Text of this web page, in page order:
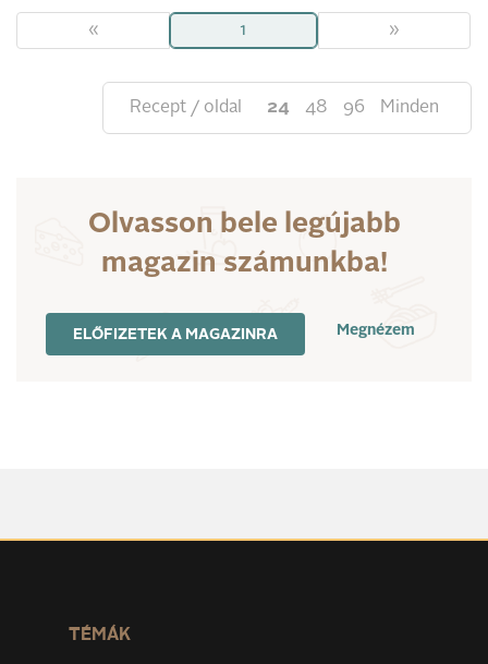
« 1 »
Recept / oldal 24 48 96 Minden
Olvasson bele legújabb
magazin számunkba!
ELŐFIZETEK A MAGAZINRA Megnézem
TÉMÁK